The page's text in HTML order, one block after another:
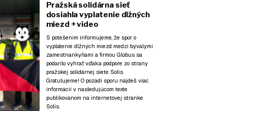
Pražská solidárna sieť
dosiahla vyplatenie dlžných
miezd + video
S potešením informujeme, že spor o
vyplatenie dlžných miezd medzi bývalými
zamestnankyňami a firmou Globus sa
podarilo vyhrať vďaka podpore zo strany
pražskej solidárnej siete Solis.
Gratulujeme! O pozadí sporu nájdeš viac
informácií v nasledujúcom texte
publikovanom na internetovej stránke
Solis.